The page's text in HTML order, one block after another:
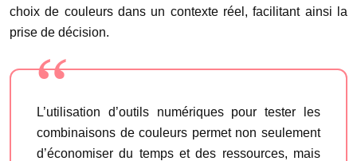
choix de couleurs dans un contexte réel, facilitant ainsi la
prise de décision.
L’utilisation d’outils numériques pour tester les
combinaisons de couleurs permet non seulement
d’économiser du temps et des ressources, mais